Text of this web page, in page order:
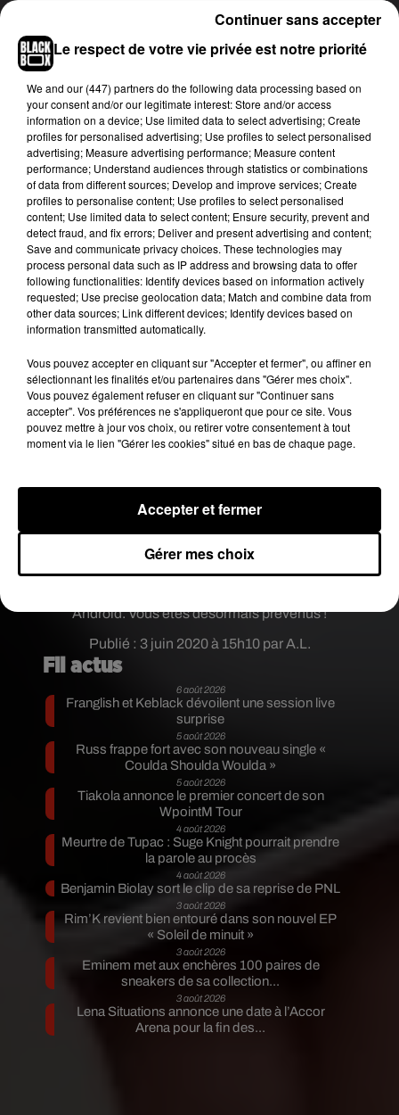
Publié : 3 juin 2020 à 15h10 par A.L.
Sur une vidéo publiée sur la toile, on voit ainsi le
téléphone s’éteindre et redémarrer sans cesse ou
bien afficher un écran noir et devenir littéralement
WARNING！！！
Never set this picture as wallpaper, especially for
Samsung mobile phone users!
It will cause your phone to crash!
Don't try it!
If someone sends you this picture, please ignore
it.pic.twitter.com/rVbozJdhkL
— Ice universe (@UniverseIce)May 31, 2020
WARNING！！！
Never set this picture as wallpaper, especially for
Samsung mobile phone users!
It will cause your phone to crash!
Don't try it!
If someone sends you this picture, please ignore
it.pic.twitter.com/rVbozJdhkL
May 31, 2020
Ce dysfonctionnement pourrait être lié à la
gestion des profils couleurs par le téléphone
succession de nuances de couleurs trop
importante et trop complexe à gérer, en haute
Android. Vous êtes désormais prévenus !
Fil actus
6 août 2026
Franglish et Keblack dévoilent une session live
surprise
5 août 2026
Russ frappe fort avec son nouveau single «
Coulda Shoulda Woulda »
5 août 2026
Tiakola annonce le premier concert de son
WpointM Tour
4 août 2026
Meurtre de Tupac : Suge Knight pourrait prendre
la parole au procès
4 août 2026
Benjamin Biolay sort le clip de sa reprise de PNL
3 août 2026
Rim’K revient bien entouré dans son nouvel EP
« Soleil de minuit »
3 août 2026
Eminem met aux enchères 100 paires de
sneakers de sa collection...
3 août 2026
Lena Situations annonce une date à l’Accor
Arena pour la fin des...
Le respect de votre vie privée est notre priorité
We and our (447) partnersdo the following data processing based on
your consent and/or our legitimate interest: Store and/or access
information on a device; Use limited data to select advertising; Create
profiles for personalised advertising; Use profiles to select personalised
advertising; Measure advertising performance; Measure content
performance; Understand audiences through statistics or combinations
of data from different sources; Develop and improve services; Create
profiles to personalise content; Use profiles to select personalised
content; Use limited data to select content; Ensure security, prevent and
detect fraud, and fix errors; Deliver and present advertising and content;
Save and communicate privacy choices. These technologies may
process personal data such as IP address and browsing data to offer
following functionalities: Identify devices based on information actively
requested; Use precise geolocation data; Match and combine data from
other data sources; Link different devices; Identify devices based on
information transmitted automatically.
Vous pouvez accepter en cliquant sur "Accepter et fermer", ou affiner en
sélectionnant les finalités et/ou partenaires dans "Gérer mes choix".
Vous pouvez également refuser en cliquant sur "Continuer sans
accepter". Vos préférences ne s'appliqueront que pour ce site. Vous
pouvez mettre à jour vos choix, ou retirer votre consentement à tout
moment via le lien "Gérer les cookies" situé en bas de chaque page.
Gérer mes choix
Accepter et fermer
Continuer sans accepter